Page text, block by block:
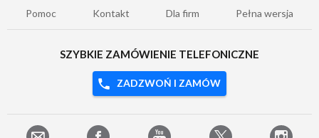
Pomoc Kontakt Dla firm Pełna wersja
SZYBKIE ZAMÓWIENIE TELEFONICZNE
ZADZWOŃ I ZAMÓW